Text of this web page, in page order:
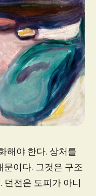
해야 한다. 상처를
문이다. 그것은 구조
전은 도피가 아니